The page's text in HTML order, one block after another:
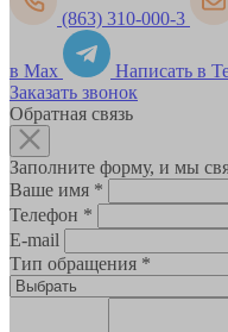
(863) 310-000-3
в Max
Написать в
Заказать звонок
Обратная связь
Заполните форму, и мы
Ваше имя *
Телефон *
E-mail
Тип обращения *